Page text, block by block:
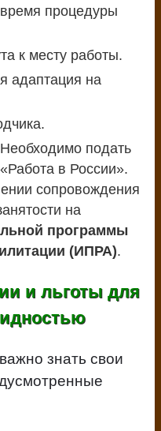
процедуры
к месту работы.
адаптация на
подать
в России».
сопровождения
на
программы
(ИПРА).
и льготы для
знать свои